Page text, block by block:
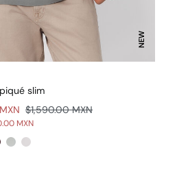
NEW
slim
$1,590.00 MXN
MXN